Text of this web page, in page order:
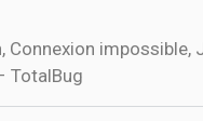
impossible,
TotalBug